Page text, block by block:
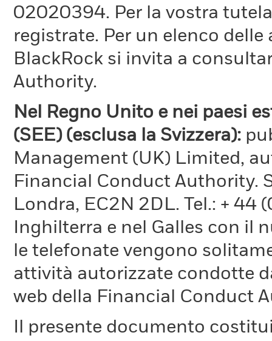
02020394. Per la vostra
registrate. Per un elenco
BlackRock si invita a
Authority.
Nel Regno Unito e nei paesi
(SEE) (esclusa la Svizzera):
Management (UK) Limited,
Financial Conduct Authority.
Londra, EC2N 2DL. Tel.: +
Inghilterra e nel Galles con il
le telefonate vengono
attività autorizzate condotte
web della Financial Conduct
Il presente documento